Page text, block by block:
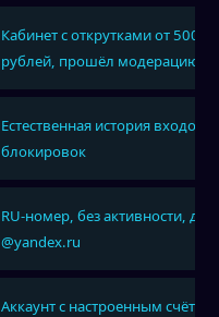
Кабинет с открутками от 5000
рублей, прошёл модерацию
Естественная история входов,
блокировок
RU-номер, без активности,
@yandex.ru
Аккаунт с настроенным